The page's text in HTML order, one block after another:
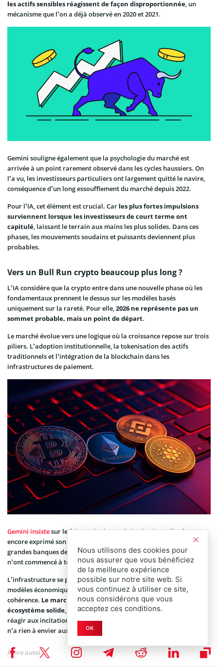
les actifs sensibles réagissent de façon disproportionnée, un
mécanisme que l’on a déjà observé en 2020 et 2021.
Gemini souligne également que la psychologie du marché est
arrivée à un point rarement observé dans les cycles haussiers. On
l’a vu, les investisseurs particuliers ont largement quitté le navire,
conséquence d’un long essoufflement du marché depuis 2022.
Pour l’IA, cet élément est crucial. Car les plus fortes impulsions
surviennent lorsque les investisseurs de court terme ont
capitulé, laissant le terrain aux mains les plus solides. Dans ces
phases, les mouvements soudains et puissants deviennent plus
probables.
Vers un Bull Run crypto beaucoup plus long ?
L’IA considère que la crypto entre dans une nouvelle phase où les
fondamentaux prennent le dessus sur les modèles basés
uniquement sur la rareté. Pour elle,2026 ne représente pas un
sommet probable, mais un point de départ.
Le marché évolue vers une logique où la croissance repose sur trois
piliers. L’adoption institutionnelle, la tokenisation des actifs
traditionnels et l’intégration de la blockchain dans les
infrastructures de paiement.
Gemini insistesur le fait que la demande institutionnelle n’a pas
encore exprimé son plein potentiel. Les fonds souverains, les
grandes banques de gestion d’actifs et les institutions publiques
n’ont commencé à tester ces produits que récemment.
L’infrastructure se professionnalise, les acteurs se régulent, les
modèles économiques se clarifient et les cycles gagnent en
cohérence. Le marché se comporte de plus en plus comme un
écosystème solide, capable de résister aux chocs externes et de
réagir aux incitations monétaires globales avec une sensibilité qui
n’a rien à envier aux marchés traditionnels.
À lire aussi :
Nous utilisons des cookies pour
nous assurer que vous bénéficiez
de la meilleure expérience
possible sur notre site web. Si
vous continuez à utiliser ce site,
nous considérons que vous
acceptez ces conditions.
OK